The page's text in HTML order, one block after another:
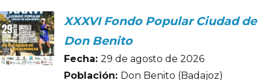
XXXVI Fondo Popular Ciudad de
Don Benito
Fecha: 29 de agosto de 2026
Población: Don Benito (Badajoz)